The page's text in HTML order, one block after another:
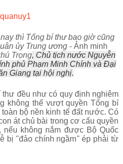
thì Tổng bí thư bao giờ cũng
ủy Trung ương -Ảnh minh
Trọng, Chủ tịch nước Nguyễn
phủ Phạm Minh Chính và Đại
Giang tại hội nghị.
đều như có quy định nghiêm
không thể vượt quyền Tổng bí
bộ nền kinh tế đất nước. Có
át chủ bài trong cơ cấu quyền
nếu không nắm được Bộ Quốc
bị "đảo chính ngầm" ép phải từ